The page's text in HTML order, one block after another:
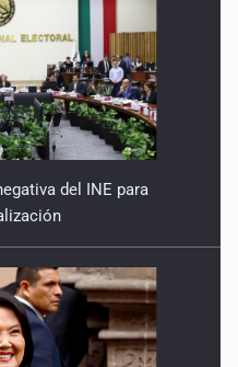
del INE para